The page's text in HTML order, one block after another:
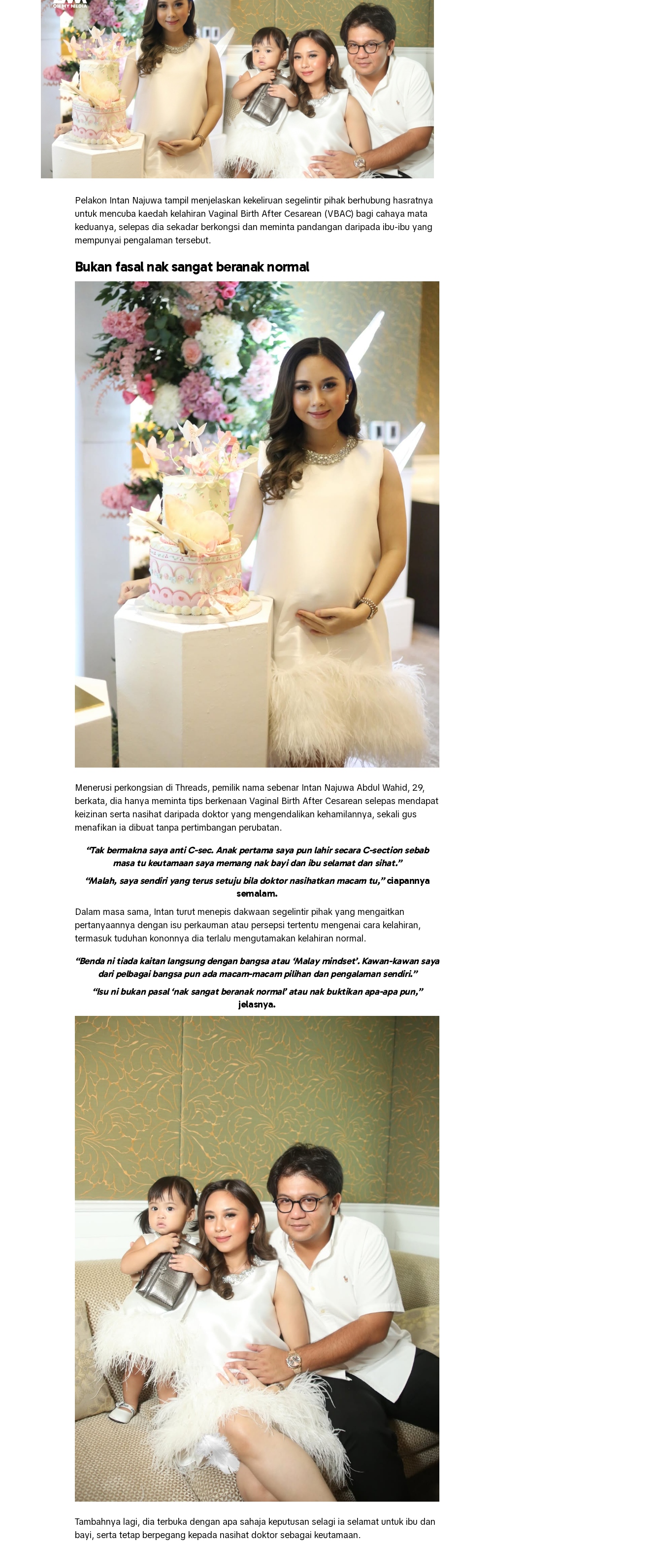
Pelakon Intan Najuwa tampil menjelaskan kekeliruan segelintir pihak berhubung hasratnya
untuk mencuba kaedah kelahiran Vaginal Birth After Cesarean (VBAC) bagi cahaya mata
keduanya, selepas dia sekadar berkongsi dan meminta pandangan daripada ibu-ibu yang
mempunyai pengalaman tersebut.
Bukan fasal nak sangat beranak normal
Menerusi perkongsian di Threads, pemilik nama sebenar Intan Najuwa Abdul Wahid, 29,
berkata, dia hanya meminta tips berkenaan Vaginal Birth After Cesarean selepas mendapat
keizinan serta nasihat daripada doktor yang mengendalikan kehamilannya, sekali gus
menafikan ia dibuat tanpa pertimbangan perubatan.
“Tak bermakna saya anti C-sec. Anak pertama saya pun lahir secara C-section sebab
masa tu keutamaan saya memang nak bayi dan ibu selamat dan sihat.”
“Malah, saya sendiri yang terus setuju bila doktor nasihatkan macam tu,”ciapannya
semalam.
Dalam masa sama, Intan turut menepis dakwaan segelintir pihak yang mengaitkan
pertanyaannya dengan isu perkauman atau persepsi tertentu mengenai cara kelahiran,
termasuk tuduhan kononnya dia terlalu mengutamakan kelahiran normal.
“Benda ni tiada kaitan langsung dengan bangsa atau ‘Malay mindset’. Kawan-kawan saya
dari pelbagai bangsa pun ada macam-macam pilihan dan pengalaman sendiri.”
“Isu ni bukan pasal ‘nak sangat beranak normal’ atau nak buktikan apa-apa pun,”
jelasnya.
Tambahnya lagi, dia terbuka dengan apa sahaja keputusan selagi ia selamat untuk ibu dan
bayi, serta tetap berpegang kepada nasihat doktor sebagai keutamaan.